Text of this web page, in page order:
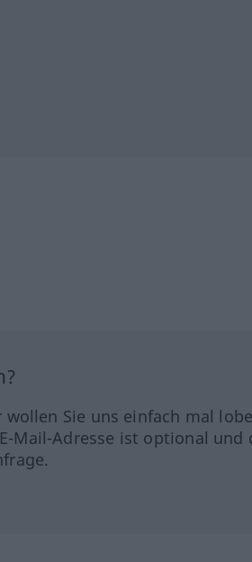
Sie uns einfach mal
Mail-Adresse ist optional und